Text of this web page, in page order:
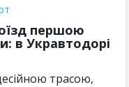
першою
в Укравтодорі
трасою,